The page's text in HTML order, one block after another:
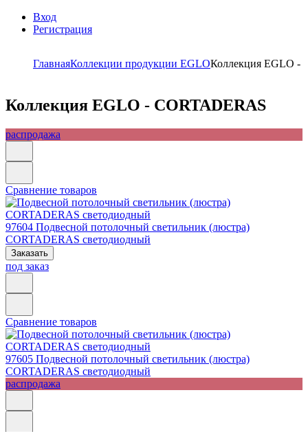
Вход
Регистрация
ГлавнаяКоллекции продукции EGLOКоллекция EGLO -
Коллекция EGLO - CORTADERAS
распродажа
Сравнение товаров
97604 Подвесной потолочный светильник (люстра)
CORTADERAS светодиодный
Заказать
под заказ
Сравнение товаров
97605 Подвесной потолочный светильник (люстра)
CORTADERAS светодиодный
распродажа